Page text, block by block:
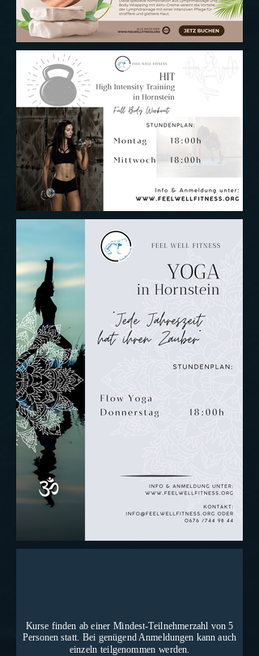
Kurse finden ab einer Mindest-Teilnehmerzahl von 5
Personen statt. Bei genügend Anmeldungen kann auch
einzeln teilgenommen werden.